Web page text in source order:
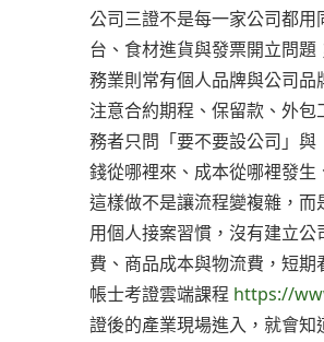
公司三證不是每一家公司都
台、食材進貨與發票開立問
務業則常有個人品牌與公司
注意合約期程、保留款、外
務者只問「要不要設公司」與
錢從哪裡來、成本從哪裡發
這樣做不是讓流程變複雜，
用個人接案習慣，沒有建立
費、商品成本與物流費，短
帳士考證雲端課程 https://
證後的產業現場進入，就會